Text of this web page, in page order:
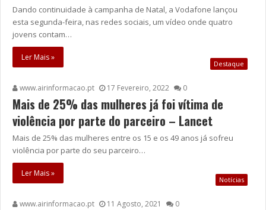
Dando continuidade à campanha de Natal, a Vodafone lançou
esta segunda-feira, nas redes sociais, um vídeo onde quatro
jovens contam…
Ler Mais »
Destaque
www.airinformacao.pt 17 Fevereiro, 2022 0
Mais de 25% das mulheres já foi vítima de
violência por parte do parceiro – Lancet
Mais de 25% das mulheres entre os 15 e os 49 anos já sofreu
violência por parte do seu parceiro…
Ler Mais »
Notícias
www.airinformacao.pt 11 Agosto, 2021 0